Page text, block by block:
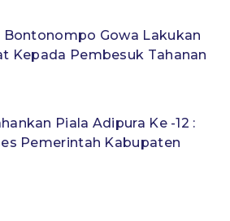
Bontonompo Gowa Lakukan
Kepada Pembesuk Tahanan
Piala Adipura Ke -12 :
Pemerintah Kabupaten